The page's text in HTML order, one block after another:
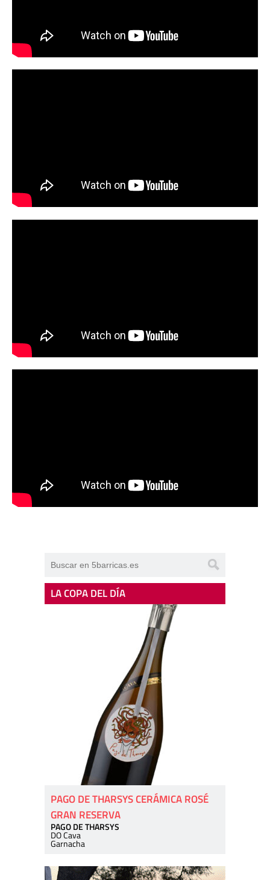
LA COPA DEL DÍA
PAGO DE THARSYS CERÁMICA ROSÉ
GRAN RESERVA
PAGO DE THARSYS
DO Cava
Garnacha